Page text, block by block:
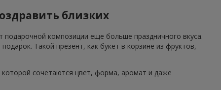
близких
композиции еще больше праздничного вкуса.
Такой презент, как букет в корзине из фруктов,
сочетаются цвет, форма, аромат и даже